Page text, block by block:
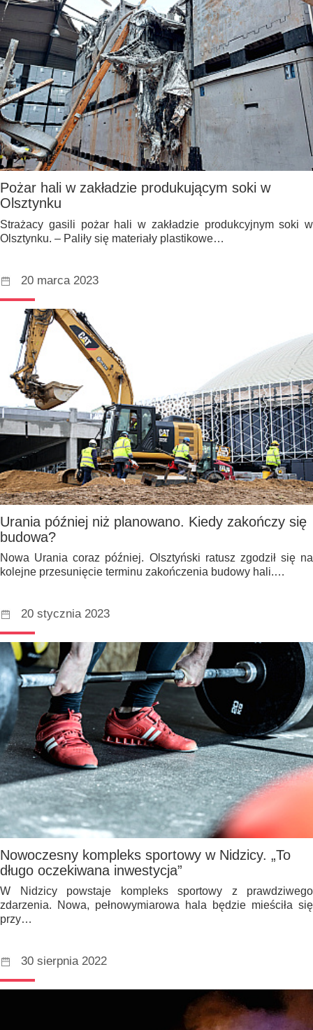
Pożar hali w zakładzie produkującym soki w
Olsztynku
Strażacy gasili pożar hali w zakładzie produkcyjnym soki w
Olsztynku. – Paliły się materiały plastikowe…
20 marca 2023
Urania później niż planowano. Kiedy zakończy się
budowa?
Nowa Urania coraz później. Olsztyński ratusz zgodził się na
kolejne przesunięcie terminu zakończenia budowy hali.…
20 stycznia 2023
Nowoczesny kompleks sportowy w Nidzicy. „To
długo oczekiwana inwestycja”
W Nidzicy powstaje kompleks sportowy z prawdziwego
zdarzenia. Nowa, pełnowymiarowa hala będzie mieściła się
przy…
30 sierpnia 2022